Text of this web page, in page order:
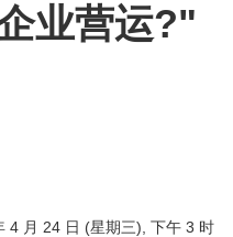
业营运?"
4 月 24 日 (星期三), 下午 3 时